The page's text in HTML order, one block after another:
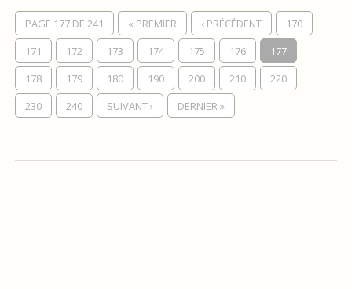
PAGE 177 DE 241 « PREMIER ‹ PRÉCÉDENT
170
171
172 173 174 175 176
177
178
179 180 190 200 210
220
230
240 SUIVANT › DERNIER »